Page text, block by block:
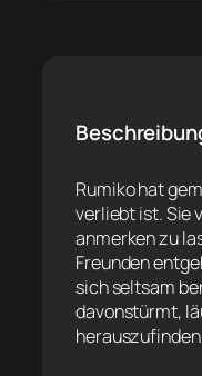
Rumiko hat
verliebt ist. Sie
anmerken zu
Freunden
sich seltsam
davonstürmt,